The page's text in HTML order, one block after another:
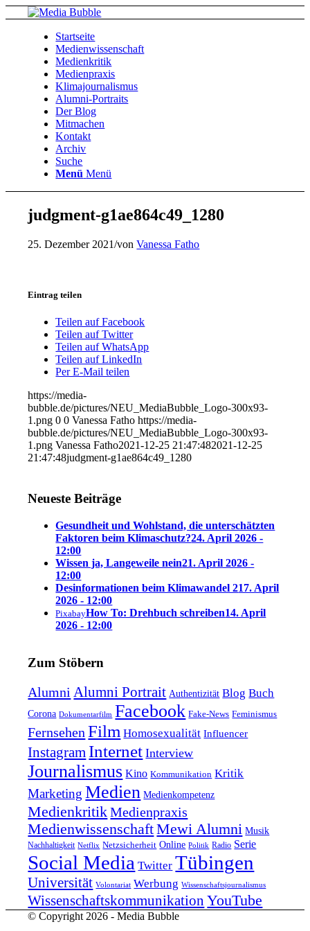
Startseite
Medienwissenschaft
Medienkritik
Medienpraxis
Klimajournalismus
Alumni-Portraits
Der Blog
Mitmachen
Kontakt
Archiv
Suche
Menü Menü
judgment-g1ae864c49_1280
25. Dezember 2021/vonVanessa Fatho
Eintrag teilen
Teilen auf Facebook
Teilen auf Twitter
Teilen auf WhatsApp
Teilen auf LinkedIn
Per E-Mail teilen
https://media-
bubble.de/pictures/NEU_MediaBubble_Logo-300x93-
1.png 0 0 Vanessa Fatho https://media-
bubble.de/pictures/NEU_MediaBubble_Logo-300x93-
1.png Vanessa Fatho2021-12-25 21:47:482021-12-25
21:47:48judgment-g1ae864c49_1280
Neueste Beiträge
Gesundheit und Wohlstand, die unterschätzten
Faktoren beim Klimaschutz?24. April 2026 -
12:00
Wissen ja, Langeweile nein21. April 2026 -
12:00
Desinformationen beim Klimawandel 217. April
2026 - 12:00
PixabayHow To: Drehbuch schreiben14. April
2026 - 12:00
Zum Stöbern
Alumni Alumni Portrait Authentizität Blog Buch
Corona Dokumentarfilm Facebook Fake-News Feminismus
Fernsehen Film Homosexualität Influencer
Instagram Internet Interview
Journalismus Kino Kommunikation Kritik
Marketing Medien Medienkompetenz
Medienkritik Medienpraxis
MedienwissenschaftMewi Alumni Musik
Nachhaltigkeit Netflix Netzsicherheit Online Politik Radio Serie
Social Media Twitter Tübingen
Universität Volontariat Werbung Wissenschaftsjournalismus
Wissenschaftskommunikation YouTube
© Copyright 2026 - Media Bubble